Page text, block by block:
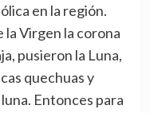
en la región.
la Virgen la corona
pusieron la Luna,
quechuas y
Entonces para